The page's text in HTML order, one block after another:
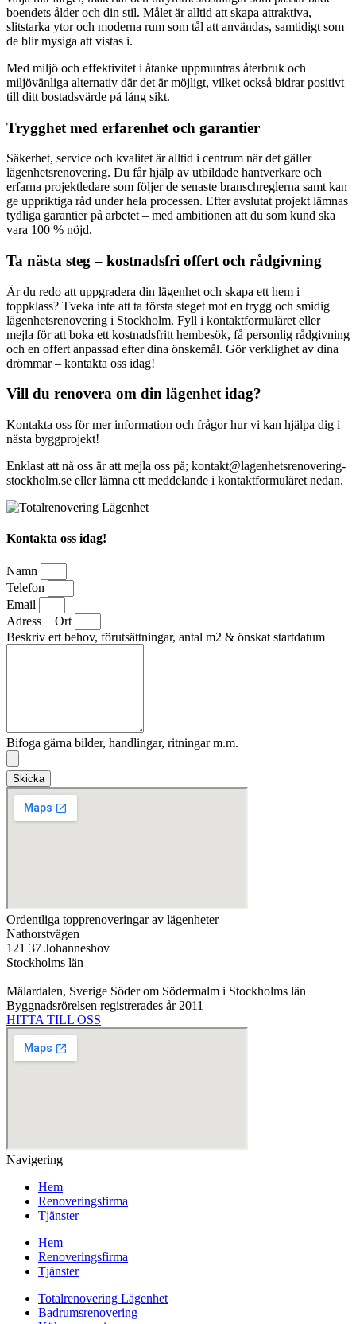
boendets ålder och din stil. Målet är alltid att skapa attraktiva,
slitstarka ytor och moderna rum som tål att användas, samtidigt som
de blir mysiga att vistas i.
Med miljö och effektivitet i åtanke uppmuntras återbruk och
miljövänliga alternativ där det är möjligt, vilket också bidrar positivt
till ditt bostadsvärde på lång sikt.
Trygghet med erfarenhet och garantier
Säkerhet, service och kvalitet är alltid i centrum när det gäller
lägenhetsrenovering. Du får hjälp av utbildade hantverkare och
erfarna projektledare som följer de senaste branschreglerna samt kan
ge uppriktiga råd under hela processen. Efter avslutat projekt lämnas
tydliga garantier på arbetet – med ambitionen att du som kund ska
vara 100 % nöjd.
Ta nästa steg – kostnadsfri offert och rådgivning
Är du redo att uppgradera din lägenhet och skapa ett hem i
toppklass? Tveka inte att ta första steget mot en trygg och smidig
lägenhetsrenovering i Stockholm. Fyll i kontaktformuläret eller
mejla för att boka ett kostnadsfritt hembesök, få personlig rådgivning
och en offert anpassad efter dina önskemål. Gör verklighet av dina
drömmar – kontakta oss idag!
Vill du renovera om din lägenhet idag?
Kontakta oss för mer information och frågor hur vi kan hjälpa dig i
nästa byggprojekt!
Enklast att nå oss är att mejla oss på; kontakt@lagenhetsrenovering-
stockholm.se eller lämna ett meddelande i kontaktformuläret nedan.
Kontakta oss idag!
Namn
Telefon
Email
Adress + Ort
Beskriv ert behov, förutsättningar, antal m2 & önskat startdatum
Bifoga gärna bilder, handlingar, ritningar m.m.
Skicka
Ordentliga topprenoveringar av lägenheter
Nathorstvägen
121 37 Johanneshov
Stockholms län
Mälardalen, Sverige Söder om Södermalm i Stockholms län
Byggnadsrörelsen registrerades år 2011
HITTA TILL OSS
Navigering
Hem
Renoveringsfirma
Tjänster
Hem
Renoveringsfirma
Tjänster
Totalrenovering Lägenhet
Badrumsrenovering